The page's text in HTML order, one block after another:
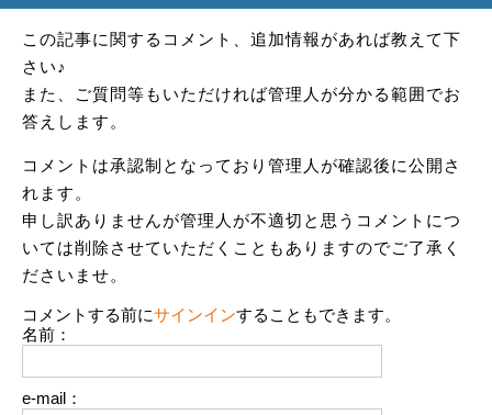
この記事に関するコメント、追加情報があれば教えて下
さい♪
また、ご質問等もいただければ管理人が分かる範囲でお
答えします。
コメントは承認制となっており管理人が確認後に公開さ
れます。
申し訳ありませんが管理人が不適切と思うコメントにつ
いては削除させていただくこともありますのでご了承く
ださいませ。
コメントする前にサインインすることもできます。
名前：
e-mail：